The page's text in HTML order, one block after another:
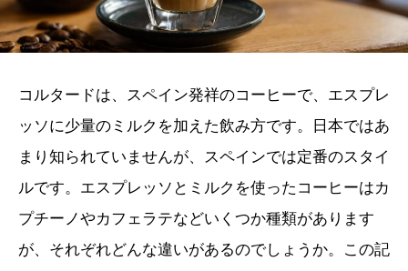
コルタードは、スペイン発祥のコーヒーで、エスプレ
ッソに少量のミルクを加えた飲み方です。日本ではあ
まり知られていませんが、スペインでは定番のスタイ
ルです。エスプレッソとミルクを使ったコーヒーはカ
プチーノやカフェラテなどいくつか種類があります
が、それぞれどんな違いがあるのでしょうか。この記